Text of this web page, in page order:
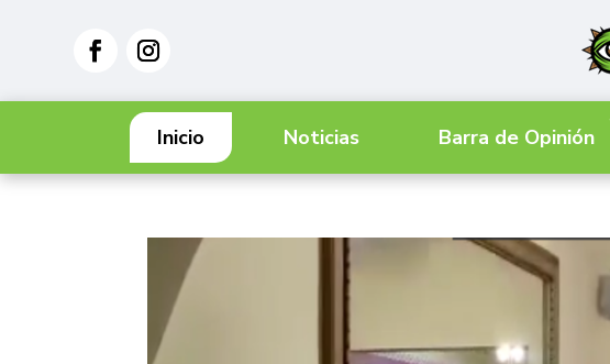
Inicio Noticias Barra de Opinión